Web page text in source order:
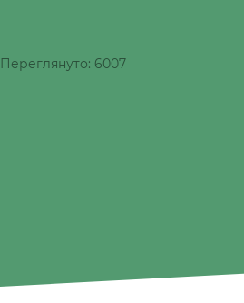
Переглянуто: 6007